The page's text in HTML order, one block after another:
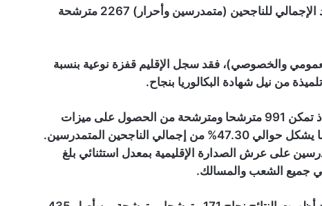
وفقا للبلاغ الإخباري الصادر عن المديرية، فقد بلغ العدد الإجمالي للناجحين (متمدرسين وأحرار) 2267 مترشحة
والخصوصي)، فقد سجل الإقليم قفزة نوعية بنسبة
ميزة التفوق كانت حاضرة بقوة في نتائج هذه الدورة، إذ تمكن 991 مترشحا ومترشحة من الحصول على ميزات
تتراوح بين “مستحسن”، “حسن”، و”حسن جداً”، وهو ما يشكل حوالي 47.30% من إجمالي الناجحين المتمدرسين.
على عرش الصدارة الإقليمية بمعدل استثنائي بلغ